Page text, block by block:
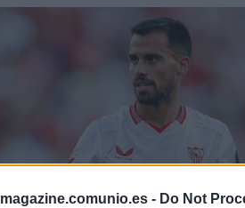
magazine.comunio.es - Do Not